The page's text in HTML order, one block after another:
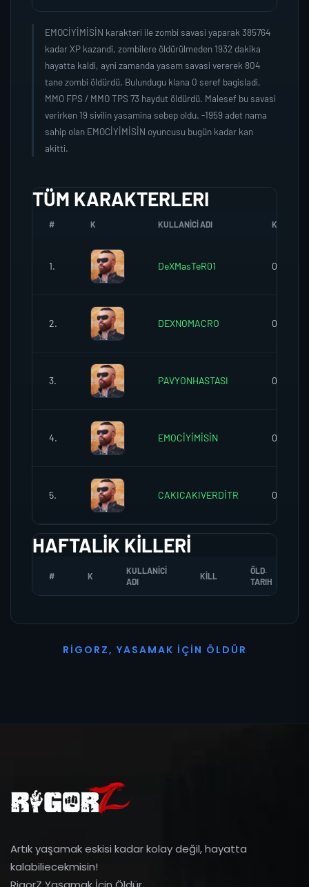
EMOCİYİMİSİN karakteri ile zombi savasi yaparak 385764
kadar XP kazandi, zombilere öldürülmeden 1932 dakika
hayatta kaldi, ayni zamanda yasam savasi vererek 804
tane zombi öldürdü. Bulundugu klana 0 seref bagisladi,
MMO FPS / MMO TPS 73 haydut öldürdü. Malesef bu savasi
verirken 19 sivilin yasamina sebep oldu. -1959 adet nama
sahip olan EMOCİYİMİSİN oyuncusu bugün kadar kan
akitti.
TÜM KARAKTERLERI
# K KULLANICI ADI K.SEREFI
1. DeXMasTeR01 0
2. DEXNOMACRO 0
3. PAVYONHASTASI 0
4. EMOCİYİMİSİN 0
5. CAKICAKIVERDİTR 0
HAFTALIK KILLERI
# K
KULLANICI
ADI
KILL
ÖLD.
TARIH
R I G O R Z, YASAMAK İ ÇI N Ö L D Ü R
Artık yaşamak eskisi kadar kolay değil, hayatta
kalabiliecekmisin!